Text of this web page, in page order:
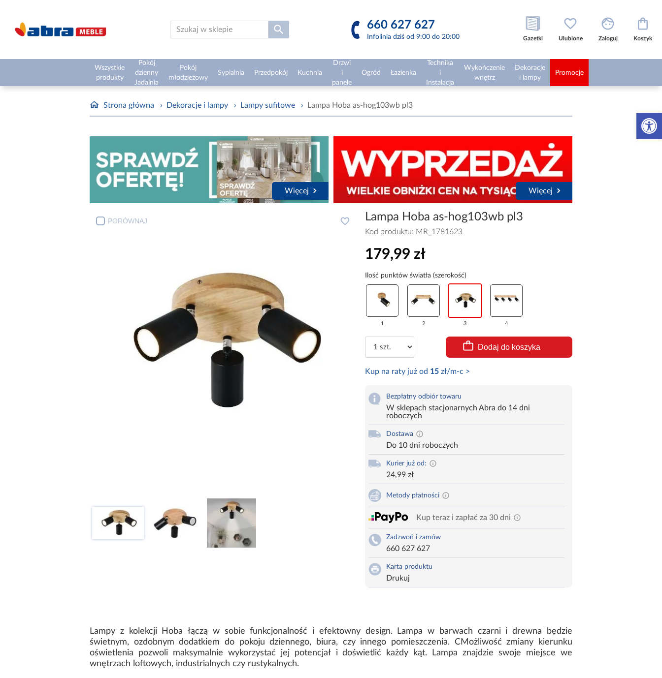
Otwórz
660 627 627
Infolinia dziś od 9:00 do 20:00 Gazetki Ulubione Zaloguj Koszyk
Wszystkie
produkty
Pokój
dzienny
Jadalnia
Pokój
młodzieżowy
Sypialnia Przedpokój Kuchnia
Drzwi
i
panele
Ogród Łazienka
Technika
i
Instalacja
Wykończenie
wnętrz
Dekoracje
i lampy
Promocje
Strona główna › Dekoracje i lampy › Lampy sufitowe › Lampa Hoba as-hog103wb pl3
Więcej Więcej
PORÓWNAJ Lampa Hoba as-hog103wb pl3
Kod produktu: MR_1781623
179,99 zł
Ilość punktów światła (szerokość)
1 2 3 4
Dodaj do koszyka
Kup na raty już od 15zł/m-c >
Bezpłatny odbiór towaru
W sklepach stacjonarnych Abra do 14 dni
roboczych
Dostawa
Do 10 dni roboczych
Kurier już od:
24,99 zł
Metody płatności
Kup teraz i zapłać za 30 dni
Zadzwoń i zamów
660 627 627
Karta produktu
Drukuj
Lampy z kolekcji Hoba łączą w sobie funkcjonalność i efektowny design. Lampa w barwach czarni i drewna będzie
świetnym, ozdobnym dodatkiem do pokoju dziennego, biura, czy innego pomieszczenia. CMożliwość zmiany kierunku
oświetlenia pozwoli maksymalnie wykorzystać jej potencjał i doświetlić każdy kąt. Lampa znajdzie swoje miejsce we
wnętrzach loftowych, industrialnych czy rustykalnych.